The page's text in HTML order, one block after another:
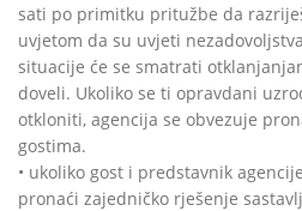
sati po primitku pritužbe da
uvjetom da su uvjeti
situacije će se smatrati
doveli. Ukoliko se ti opravdani
otkloniti, agencija se obvezuje
gostima.
• ukoliko gost i predstavnik
pronaći zajedničko rješenje